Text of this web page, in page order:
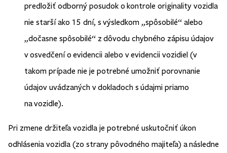
predložiť odborný posudok o kontrole originality vozidla
nie starší ako 15 dní, s výsledkom „spôsobilé“ alebo
„dočasne spôsobilé“ z dôvodu chybného zápisu údajov
v osvedčení o evidencii alebo v evidencii vozidiel (v
takom prípade nie je potrebné umožniť porovnanie
údajov uvádzaných v dokladoch s údajmi priamo
na vozidle).
Pri zmene držiteľa vozidla je potrebné uskutočniť úkon
odhlásenia vozidla (zo strany pôvodného majiteľa) a následne